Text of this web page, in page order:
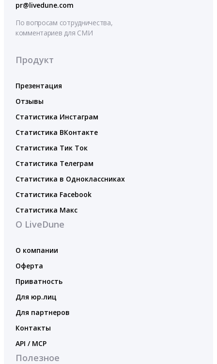
pr@livedune.com
По вопросам сотрудничества,
комментариев для СМИ
Продукт
Презентация
Отзывы
Статистика Инстаграм
Статистика ВКонтакте
Статистика Тик Ток
Статистика Телеграм
Статистика в Одноклассниках
Статистика Facebook
Статистика Макс
О LiveDune
О компании
Оферта
Приватность
Для юр.лиц
Для партнеров
Контакты
API / MCP
Полезное